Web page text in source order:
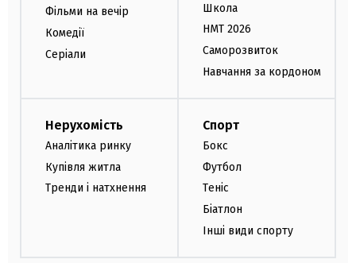
Фільми на вечір
Комедії
Серіали
Школа
НМТ 2026
Саморозвиток
Навчання за кордоном
Нерухомість
Аналітика ринку
Купівля житла
Тренди і натхнення
Спорт
Бокс
Футбол
Теніс
Біатлон
Інші види спорту